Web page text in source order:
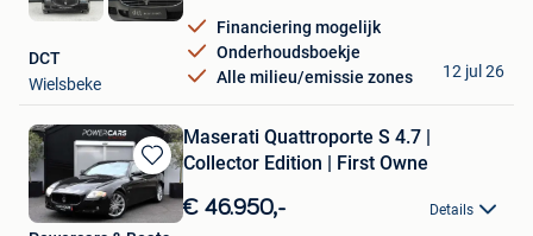
Financiering mogelijk
Onderhoudsboekje
Alle milieu/emissie zones
DCT
Wielsbeke
12 jul 26
Bewaren
Mijn
Maserati Quattroporte S 4.7 |
Collector Edition | First Owne
€ 46.950,- Details